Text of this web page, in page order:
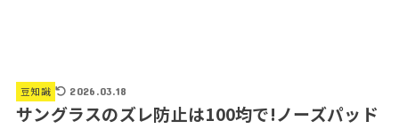
豆知識 2026.03.18
サングラスのズレ防止は100均で!ノーズパッド